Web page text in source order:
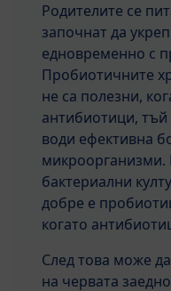
Родителите се
започнат да
едновременно с
Пробиотичните
не са полезни,
антибиотици, тъй
води ефективна
микроорганизми.
бактериални
добре е
когато
След това може
на червата